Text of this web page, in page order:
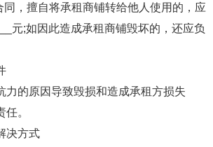
同，擅自将承租商铺转给他人使用的，应
元;如因此造成承租商铺毁坏的，还应负
力的原因导致毁损和造成承租方损失
。
决方式